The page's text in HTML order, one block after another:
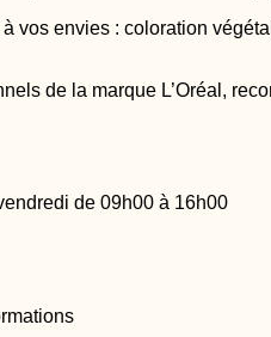
vos envies : coloration
de la marque L’Oréal,
de 09h00 à 16h00